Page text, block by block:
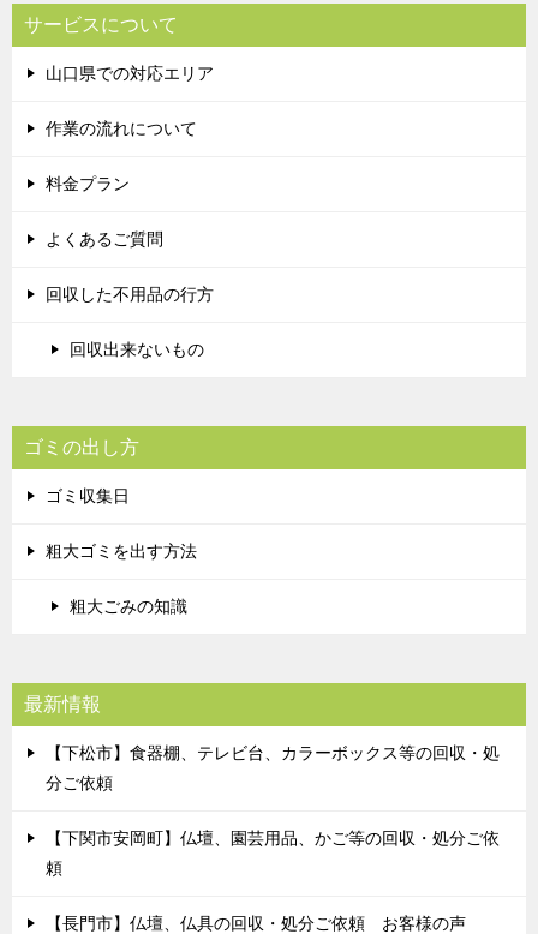
サービスについて
山口県での対応エリア
作業の流れについて
料金プラン
よくあるご質問
回収した不用品の行方
回収出来ないもの
ゴミの出し方
ゴミ収集日
粗大ゴミを出す方法
粗大ごみの知識
最新情報
【下松市】食器棚、テレビ台、カラーボックス等の回収・処
分ご依頼
【下関市安岡町】仏壇、園芸用品、かご等の回収・処分ご依
頼
【長門市】仏壇、仏具の回収・処分ご依頼 お客様の声